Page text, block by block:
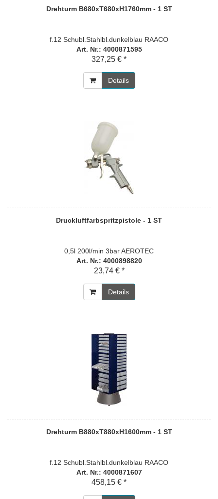
Drehturm B680xT680xH1760mm - 1 ST
f.12 Schubl.Stahlbl.dunkelblau RAACO
Art. Nr.: 4000871595
327,25 € *
Details
Druckluftfarbspritzpistole - 1 ST
0,5l 200l/min 3bar AEROTEC
Art. Nr.: 4000898820
23,74 € *
Details
Drehturm B880xT880xH1600mm - 1 ST
f.12 Schubl.Stahlbl.dunkelblau RAACO
Art. Nr.: 4000871607
458,15 € *